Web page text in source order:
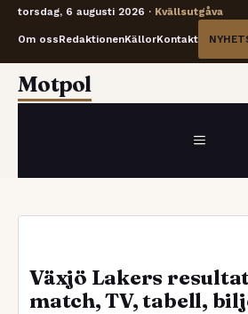
torsdag, 6 augusti 2026 · Kvällsutgåva
Om ossRedaktionenKällorKontakt
HoppaMotpol
MENY
Växjö Lakers
match, TV, tabell,